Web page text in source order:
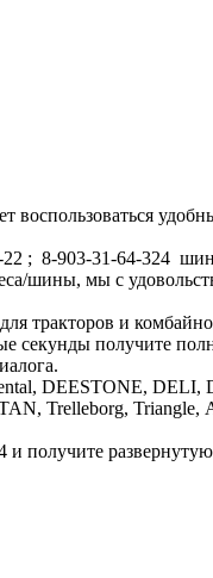
; 8-903-31-64-324
шины, мы с
тракторов и
секунды получите
DEESTONE,
Trelleborg,
получите